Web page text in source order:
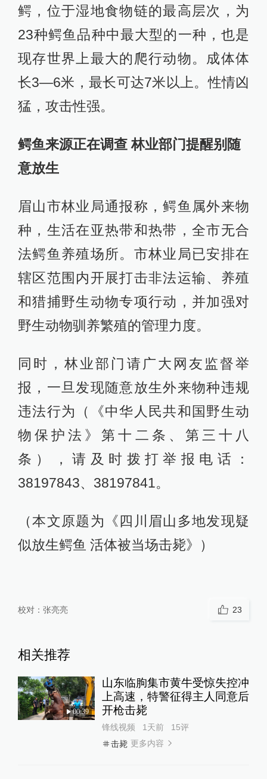
鳄，位于湿地食物链的最高层次，为
23种鳄鱼品种中最大型的一种，也是
现存世界上最大的爬行动物。成体体
长3—6米，最长可达7米以上。性情凶
猛，攻击性强。
鳄鱼来源正在调查 林业部门提醒别随
意放生
眉山市林业局通报称，鳄鱼属外来物
种，生活在亚热带和热带，全市无合
法鳄鱼养殖场所。市林业局已安排在
辖区范围内开展打击非法运输、养殖
和猎捕野生动物专项行动，并加强对
野生动物驯养繁殖的管理力度。
同时，林业部门请广大网友监督举
报，一旦发现随意放生外来物种违规
违法行为（《中华人民共和国野生动
物保护法》第十二条、第三十八
条），请及时拨打举报电话：
38197843、38197841。
（本文原题为《四川眉山多地发现疑
似放生鳄鱼 活体被当场击毙》）
校对： 张亮亮 23
相关推荐
00:39
山东临朐集市黄牛受惊失控冲
上高速，特警征得主人同意后
开枪击毙
锋线视频 1天前 15评
击毙 更多内容